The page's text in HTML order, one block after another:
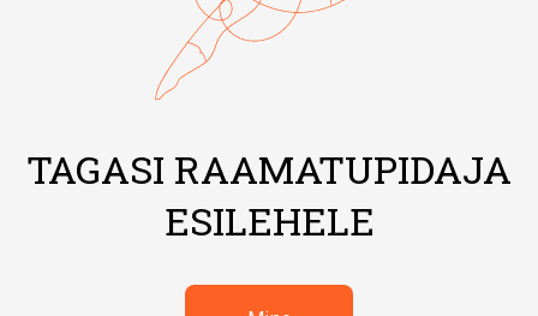
TAGASI RAAMATUPIDAJA
ESILEHELE